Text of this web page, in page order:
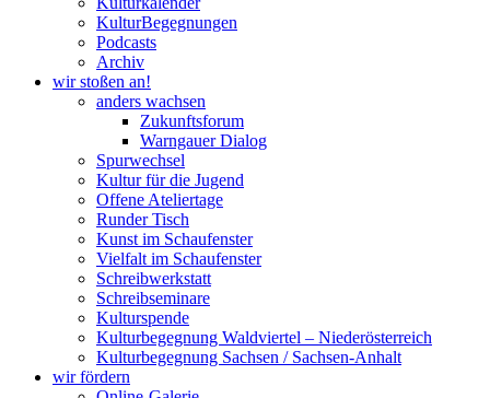
KulturBegegnungen
Podcasts
Archiv
wir stoßen an!
anders wachsen
Zukunftsforum
Warngauer Dialog
Spurwechsel
Kultur für die Jugend
Offene Ateliertage
Runder Tisch
Kunst im Schaufenster
Vielfalt im Schaufenster
Schreibwerkstatt
Schreibseminare
Kulturspende
Kulturbegegnung Waldviertel – Niederösterreich
Kulturbegegnung Sachsen / Sachsen-Anhalt
wir fördern